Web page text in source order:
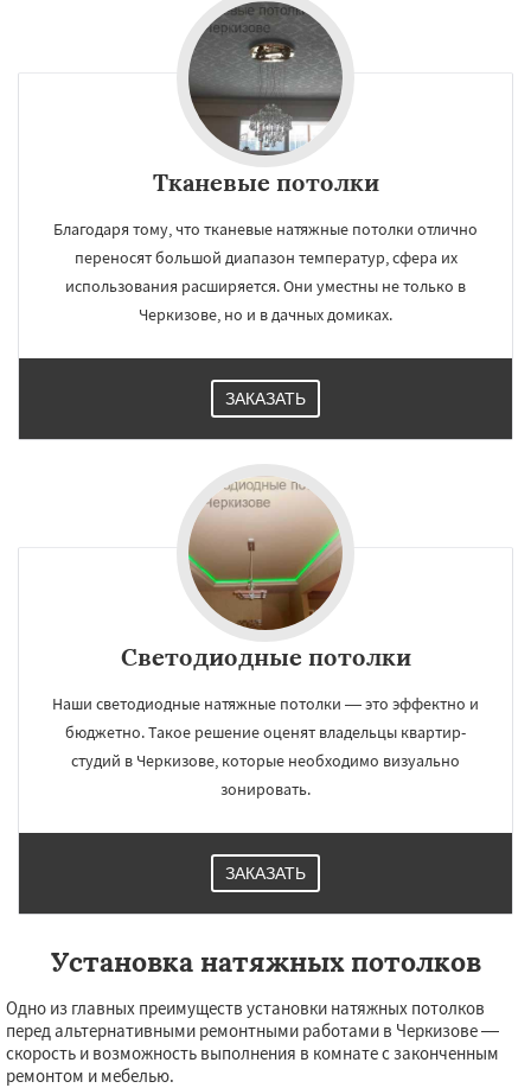
Работаем по
регионам
Черусти Шаховская
Тканевые потолки
Благодаря тому, что тканевые натяжные потолки отлично
переносят большой диапазон температур, сфера их
использования расширяется. Они уместны не только в
Черкизове, но и в дачных домиках.
ЗАКАЗАТЬ
Светодиодные потолки
Наши светодиодные натяжные потолки — это эффектно и
бюджетно. Такое решение оценят владельцы квартир-
студий в Черкизове, которые необходимо визуально
зонировать.
ЗАКАЗАТЬ
Установка натяжных потолков
Одно из главных преимуществ установки натяжных потолков
перед альтернативными ремонтными работами в Черкизове —
скорость и возможность выполнения в комнате с законченным
ремонтом и мебелью.
УЗНАТЬ ПОДРОБНЕЕ